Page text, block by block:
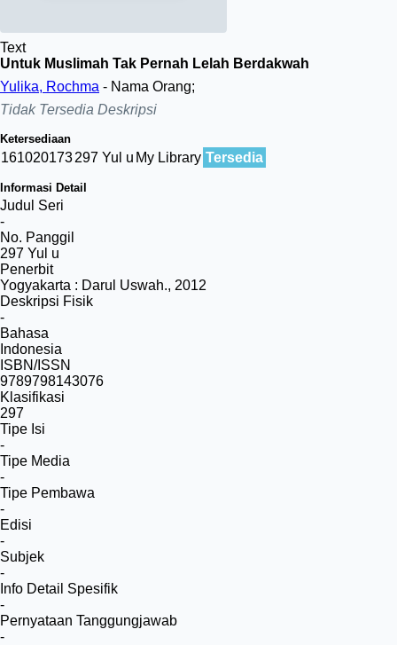
Text
Untuk Muslimah Tak Pernah Lelah Berdakwah
Yulika, Rochma - Nama Orang;
Tidak Tersedia Deskripsi
Ketersediaan
161020173297 Yul u My Library Tersedia
Informasi Detail
Judul Seri
-
No. Panggil
297 Yul u
Penerbit
Yogyakarta : Darul Uswah., 2012
Deskripsi Fisik
-
Bahasa
Indonesia
ISBN/ISSN
9789798143076
Klasifikasi
297
Tipe Isi
-
Tipe Media
-
Tipe Pembawa
-
Edisi
-
Subjek
-
Info Detail Spesifik
-
Pernyataan Tanggungjawab
-